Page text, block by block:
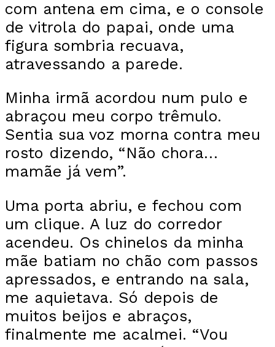
com antena em cima, e o console
de vitrola do papai, onde uma
figura sombria recuava,
atravessando a parede.
Minha irmã acordou num pulo e
abraçou meu corpo trêmulo.
Sentia sua voz morna contra meu
rosto dizendo, “Não chora…
mamãe já vem”.
Uma porta abriu, e fechou com
um clique. A luz do corredor
acendeu. Os chinelos da minha
mãe batiam no chão com passos
apressados, e entrando na sala,
me aquietava. Só depois de
muitos beijos e abraços,
finalmente me acalmei. “Vou